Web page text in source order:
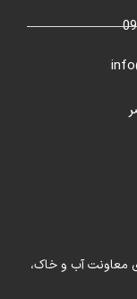
معاونت آب و خاک،